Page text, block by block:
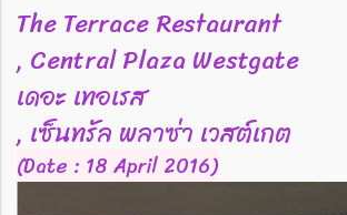
The Terrace Restaurant
, Central Plaza Westgate
เดอะ เทอเรส
, เซ็นทรัล พลาซ่า เวสต์เกต
(Date : 18 April 2016)